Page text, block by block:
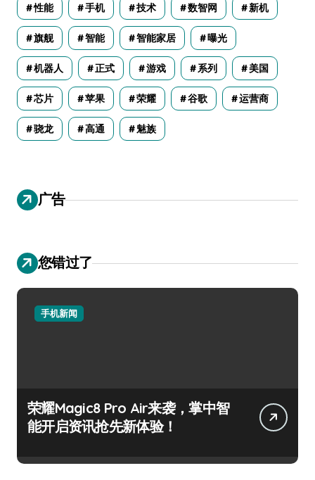
性能 手机 技术 数智网 新机
旗舰 智能 智能家居 曝光
机器人 正式 游戏 系列 美国
芯片 苹果 荣耀 谷歌 运营商
骁龙 高通 魅族
广告
您错过了
手机新闻
荣耀Magic8 Pro Air来袭，掌中智
能开启资讯抢先新体验！